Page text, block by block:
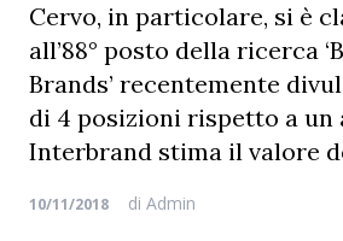
Cervo, in particolare, si è
all’88° posto della ricerca
Brands’ recentemente
di 4 posizioni rispetto a un
Interbrand stima il valore
10/11/2018 di Admin